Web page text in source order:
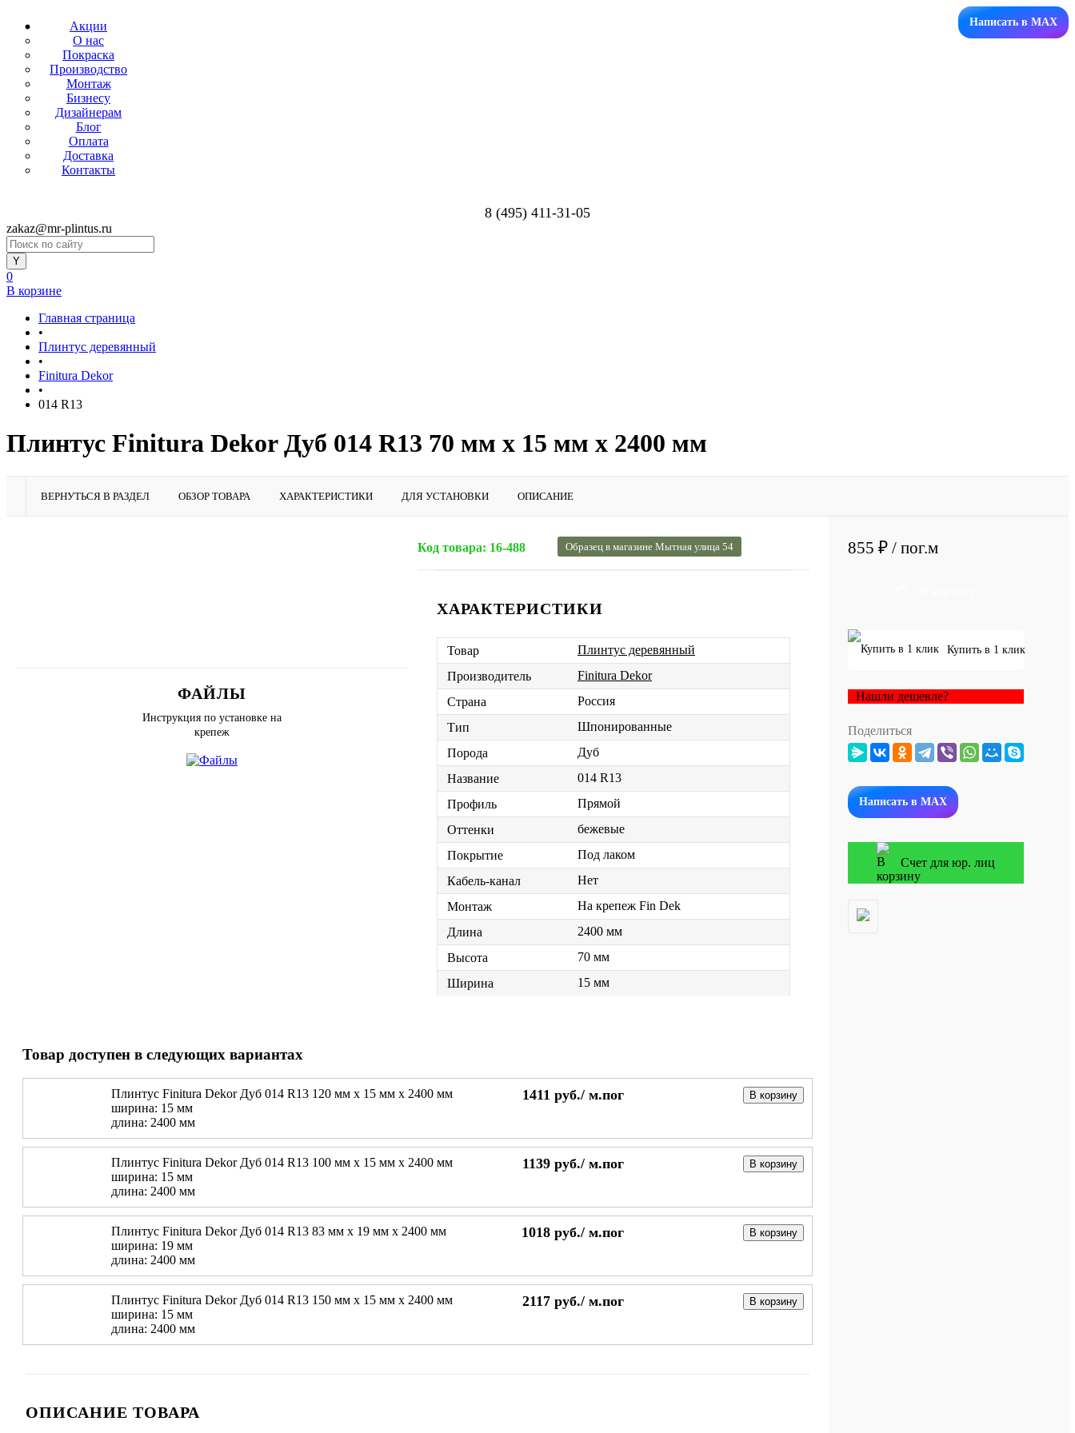
Акции
О нас
Покраска
Производство
Монтаж
Бизнесу
Дизайнерам
Блог
Оплата
Доставка
Контакты
Написать в MAX
8 (495) 411-31-05
zakaz@mr-plintus.ru
0
В корзине
Главная страница
•
Плинтус деревянный
•
Finitura Dekor
•
014 R13
Плинтус Finitura Dekor Дуб 014 R13 70 мм х 15 мм х 2400 мм
ВЕРНУТЬСЯ В РАЗДЕЛ ОБЗОР ТОВАРА ХАРАКТЕРИСТИКИ ДЛЯ УСТАНОВКИ ОПИСАНИЕ
ФАЙЛЫ
Инструкция по установке на
крепеж
Код товара: 16-488 Образец в магазине Мытная улица 54
ХАРАКТЕРИСТИКИ
Товар
Плинтус деревянный
Производитель
Finitura Dekor
Страна
Россия
Тип
Шпонированные
Порода
Дуб
Название
014 R13
Профиль
Прямой
Оттенки
бежевые
Покрытие
Под лаком
Кабель-канал
Нет
Монтаж
На крепеж Fin Dek
Длина
2400 мм
Высота
70 мм
Ширина
15 мм
Товар доступен в следующих вариантах
Плинтус Finitura Dekor Дуб 014 R13 120 мм х 15 мм х 2400 мм
ширина: 15 мм
длина: 2400 мм
1411 руб./ м.пог В корзину
Плинтус Finitura Dekor Дуб 014 R13 100 мм х 15 мм х 2400 мм
ширина: 15 мм
длина: 2400 мм
1139 руб./ м.пог В корзину
Плинтус Finitura Dekor Дуб 014 R13 83 мм х 19 мм х 2400 мм
ширина: 19 мм
длина: 2400 мм
1018 руб./ м.пог В корзину
Плинтус Finitura Dekor Дуб 014 R13 150 мм х 15 мм х 2400 мм
ширина: 15 мм
длина: 2400 мм
2117 руб./ м.пог В корзину
ОПИСАНИЕ ТОВАРА
855 ₽ / пог.м
Купить в 1 клик
Нашли дешевле?
Поделиться
Написать в MAX
Счет для юр. лиц